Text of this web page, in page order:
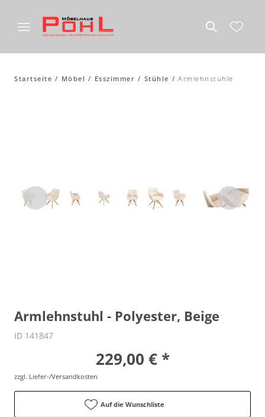
Startseite Möbel Esszimmer Stühle Armlehnstühle
Armlehnstuhl - Polyester, Beige
ID 141847
229,00 € *
zzgl. Liefer-/Versandkosten
Auf die Wunschliste